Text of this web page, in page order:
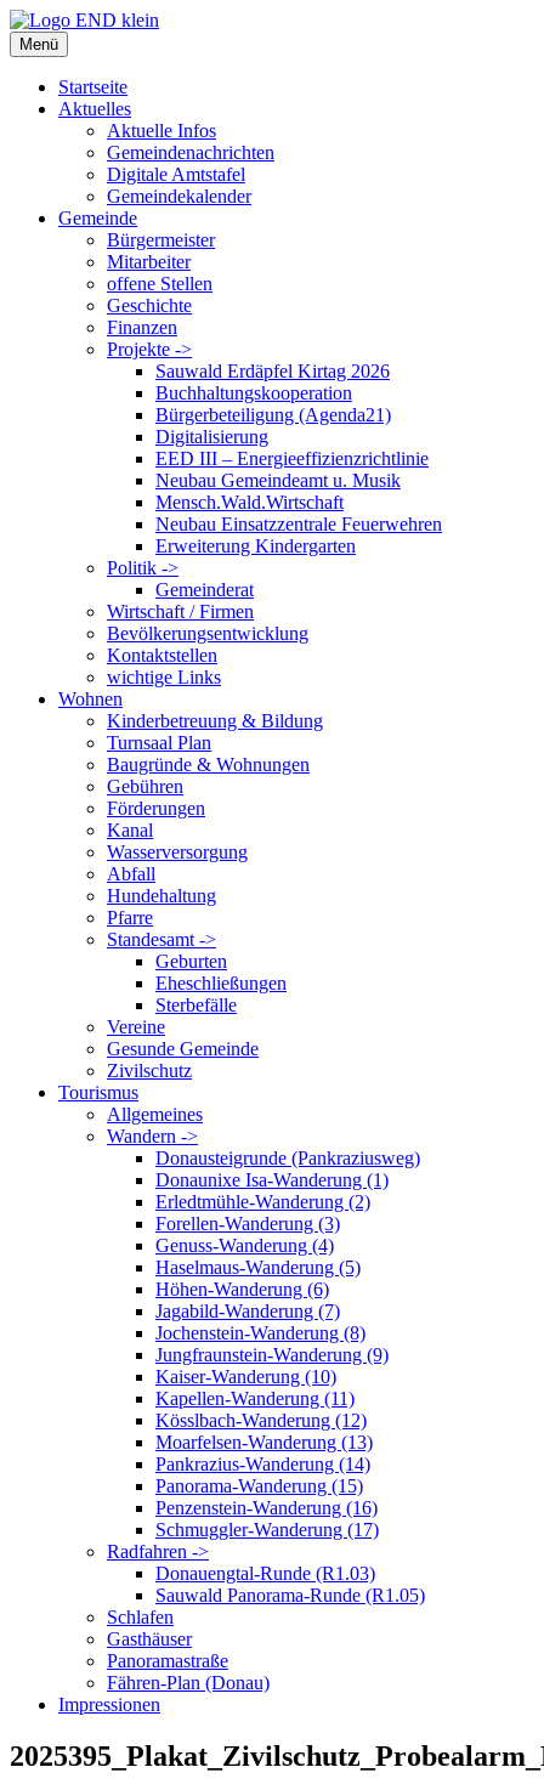
Zum
Inhalt
springen
Menü
Startseite
Aktuelles
Aktuelle Infos
Gemeindenachrichten
Digitale Amtstafel
Gemeindekalender
Gemeinde
Bürgermeister
Mitarbeiter
offene Stellen
Geschichte
Finanzen
Projekte ->
Sauwald Erdäpfel Kirtag 2026
Buchhaltungskooperation
Bürgerbeteiligung (Agenda21)
Digitalisierung
EED III – Energieeffizienzrichtlinie
Neubau Gemeindeamt u. Musik
Mensch.Wald.Wirtschaft
Neubau Einsatzzentrale Feuerwehren
Erweiterung Kindergarten
Politik ->
Gemeinderat
Wirtschaft / Firmen
Bevölkerungsentwicklung
Kontaktstellen
wichtige Links
Wohnen
Kinderbetreuung & Bildung
Turnsaal Plan
Baugründe & Wohnungen
Gebühren
Förderungen
Kanal
Wasserversorgung
Abfall
Hundehaltung
Pfarre
Standesamt ->
Geburten
Eheschließungen
Sterbefälle
Vereine
Gesunde Gemeinde
Zivilschutz
Tourismus
Allgemeines
Wandern ->
Donausteigrunde (Pankraziusweg)
Donaunixe Isa-Wanderung (1)
Erledtmühle-Wanderung (2)
Forellen-Wanderung (3)
Genuss-Wanderung (4)
Haselmaus-Wanderung (5)
Höhen-Wanderung (6)
Jagabild-Wanderung (7)
Jochenstein-Wanderung (8)
Jungfraunstein-Wanderung (9)
Kaiser-Wanderung (10)
Kapellen-Wanderung (11)
Kösslbach-Wanderung (12)
Moarfelsen-Wanderung (13)
Pankrazius-Wanderung (14)
Panorama-Wanderung (15)
Penzenstein-Wanderung (16)
Schmuggler-Wanderung (17)
Radfahren ->
Donauengtal-Runde (R1.03)
Sauwald Panorama-Runde (R1.05)
Schlafen
Gasthäuser
Panoramastraße
Fähren-Plan (Donau)
Impressionen